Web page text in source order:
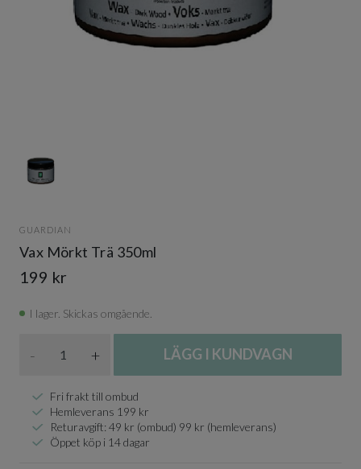
GUARDIAN
Vax Mörkt Trä 350ml
199 kr
I lager. Skickas omgående.
- + LÄGG I KUNDVAGN
Fri frakt till ombud
Hemleverans 199 kr
Returavgift: 49 kr (ombud) 99 kr (hemleverans)
Öppet köp i 14 dagar